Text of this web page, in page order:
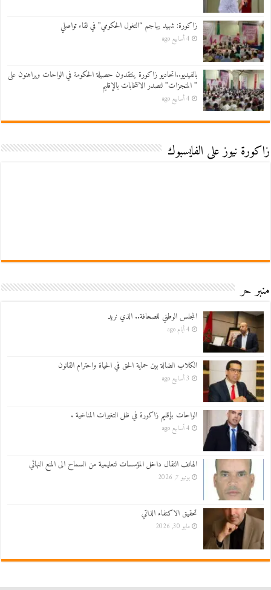
زاكورة: شهيد يهاجم “التغول الحكومي” في لقاء تواصلي
4 أسابيع ago
بالفيديو..اتحاديو زاكورة ينتقدون حصيلة الحكومة في الواحات ويراهنون على
” المنجزات” لتصدر الانتخابات بالإقليم
4 أسابيع ago
زاكورة نيوز على الفايسبوك
منبر حر
المجلس الوطني للصحافة.. الذي نريد
4 أيام ago
الكلاب الضالة بين حماية الحق في الحياة واحترام القانون
3 أسابيع ago
الواحات بإقليم زاكورة في ظل التغيرات المناخية .
4 أسابيع ago
الهاتف النقال داخل المؤسسات لتعليمية من السماح الى المنع النهائي
يونيو 7, 2026
تحقيق الاكتفاء الذاتي
مايو 30, 2026